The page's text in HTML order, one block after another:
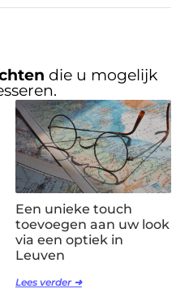
die u mogelijk
Een unieke touch
toevoegen aan uw look
via een optiek in
Leuven
Lees verder ➜